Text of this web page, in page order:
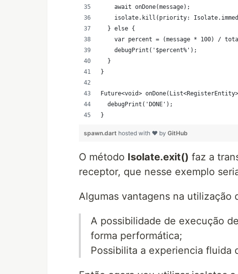
spawn.dart hosted with ❤ by GitHub
O método Isolate.exit() faz a
receptor, que nesse exemplo
Algumas vantagens na utilização
A possibilidade de execução
forma performática;
Possibilita a experiencia fluida